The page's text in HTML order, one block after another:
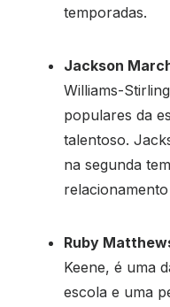
temporadas.
Jackson
Williams-
populares da
talentoso.
na segunda
Ruby
Keene, é uma
escola e uma